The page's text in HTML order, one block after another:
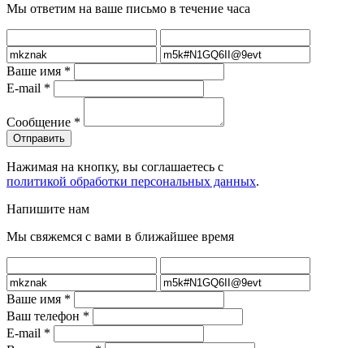
Мы ответим на ваше письмо в течение часа
Ваше имя *
E-mail *
Сообщение *
Нажимая на кнопку, вы соглашаетесь с
политикой обработки персональных данных.
Напишите нам
Мы свяжемся с вами в ближайшее время
Ваше имя *
Ваш телефон *
E-mail *